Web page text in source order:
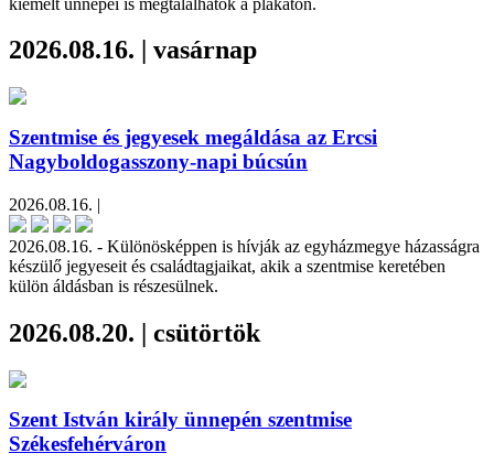
2026.08.16. | vasárnap
Szentmise és jegyesek megáldása az Ercsi
Nagyboldogasszony-napi búcsún
2026.08.16. |
2026.08.16. - Különösképpen is hívják az egyházmegye házasságra
készülő jegyeseit és családtagjaikat, akik a szentmise keretében
külön áldásban is részesülnek.
2026.08.20. | csütörtök
Szent István király ünnepén szentmise
Székesfehérváron